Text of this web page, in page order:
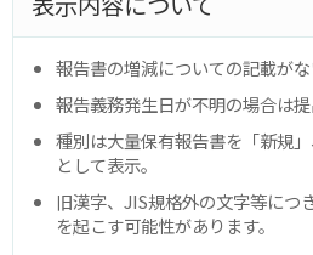
報告書の増減についての記載がな
報告義務発生日が不明の場合は提
種別は大量保有報告書を「新規」
として表示。
旧漢字、JIS規格外の文字等につ
を起こす可能性があります。